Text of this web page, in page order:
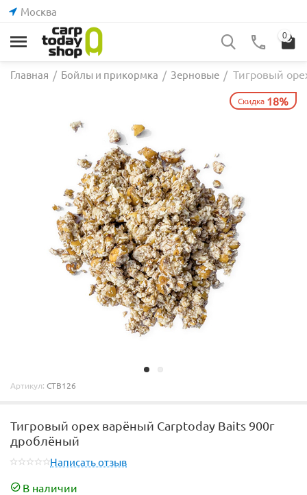
Москва
0
Главная / Бойлы и прикормка / Зерновые / Тигровый
Скидка 18%
Артикул: CTB126
Тигровый орех варёный Carptoday Baits 900г
дроблёный
Написать отзыв
В наличии